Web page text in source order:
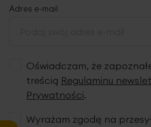
Adres e-mail
Oświadczam, że
treścią Regulaminu
Prywatności.
Wyrażam zgodę na